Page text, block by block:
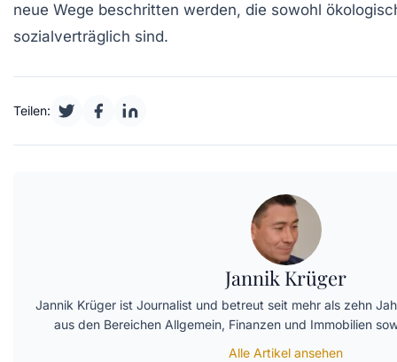
neue Wege beschritten werden, die sowohl
sozialverträglich sind.
Teilen:
Jannik Krüger
Jannik Krüger ist Journalist und betreut seit mehr als zehn
aus den Bereichen Allgemein, Finanzen und Immobilien
Alle Artikel ansehen